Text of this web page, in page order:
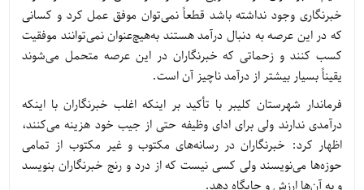
خبرنگاری وجود نداشته باشد قطعاً نمی‌توان موفق عمل کرد و کسانی
که در این عرصه به دنبال درآمد هستند به‌هیچ‌عنوان نمی‌توانند موفقیت
کسب کنند و زحماتی که خبرنگاران در این عرصه متحمل می‌شوند
یقیناً بسیار بیشتر از درآمد ناچیز آن است.
فرماندار شهرستان کلیبر با تأکید بر اینکه اغلب خبرنگاران با اینکه
درآمدی ندارند ولی برای ادای وظیفه حتی از جیب خود هزینه می‌کنند،
اظهار کرد: خبرنگاران در رسانه‌های مکتوب و غیر مکتوب از تمامی
حوزه‌ها می‌نویسند ولی کسی نیست که از درد و رنج خبرنگاران بنویسد
و به آن‌ها ارزش و جایگاه دهد.